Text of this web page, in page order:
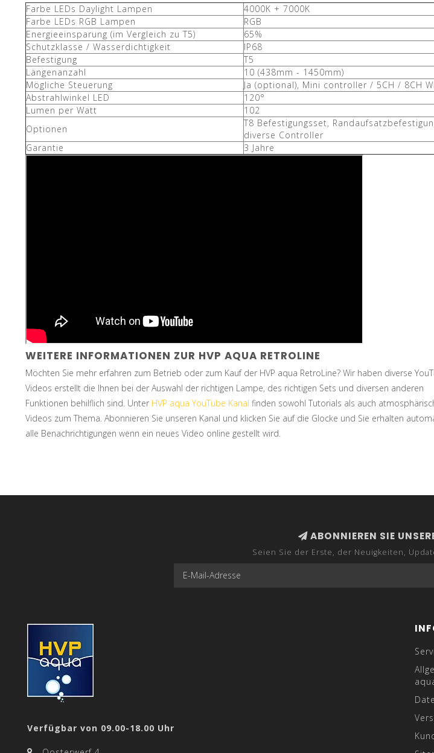
Farbe LEDs Daylight Lampen
4000K + 7000K
Farbe LEDs RGB Lampen
RGB
Energieeinsparung (im Vergleich zu T5)
65%
Schutzklasse / Wasserdichtigkeit
IP68
Befestigung
T5
Längenanzahl
10 (438mm - 1450mm)
Mögliche Steuerung
Ja (optional), Mini controller / 5CH / 8CH
Abstrahlwinkel LED
120°
Lumen per Watt
102
Optionen
T8 Befestigungsset,
diverse Controller
Garantie
3 Jahre
WEITERE INFORMATIONEN ZUR HVP AQUA RETROLINE
Möchten Sie mehr erfahren zum Betrieb oder zum Kauf der HVP aqua RetroLine? Wir haben diverse
Videos erstellt die Ihnen bei der Auswahl der richtigen Lampe, des richtigen Sets und diversen anderen
Funktionen behilflich sind. Unter HVP aqua YouTube Kanal finden sowohl Tutorials als auch
Videos zum Thema. Abonnieren Sie unseren Kanal und klicken Sie auf die Glocke und Sie erhalten
alle Benachrichtigungen wenn ein neues Video online gestellt wird.
ABONNIEREN SIE
Seien Sie der Erste, der Neuigkeiten,
Verfügbar von 09.00-18.00 Uhr